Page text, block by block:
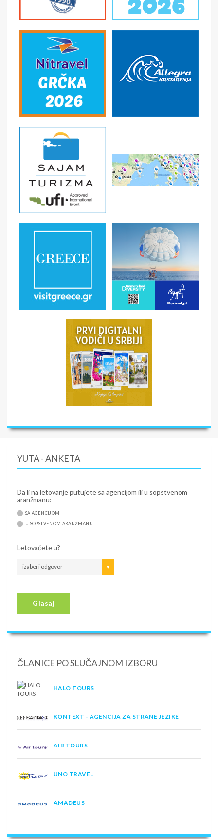
YUTA - ANKETA
Da li na letovanje putujete sa agencijom ili u sopstvenom
aranžmanu:
SA AGENCIJOM
U SOPSTVENOM ARANŽMANU
Letovaćete u?
izaberi odgovor
Glasaj
ČLANICE PO SLUČAJNOM IZBORU
HALO TOURS
KONTEXT - AGENCIJA ZA STRANE JEZIKE
AIR TOURS
UNO TRAVEL
AMADEUS